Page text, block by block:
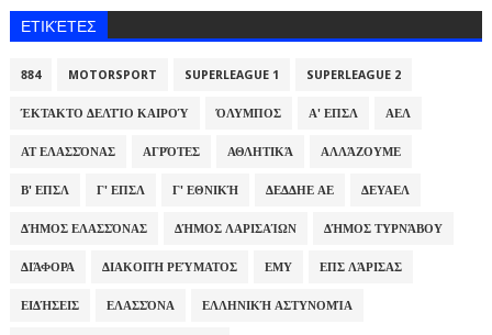
ΕΤΙΚΈΤΕΣ
884 MOTORSPORT SUPERLEAGUE 1 SUPERLEAGUE 2
ΈΚΤΑΚΤΟ ΔΕΛΤΊΟ ΚΑΙΡΟΎ ΌΛΥΜΠΟΣ Α' ΕΠΣΛ ΑΕΛ
ΑΤ ΕΛΑΣΣΌΝΑΣ ΑΓΡΌΤΕΣ ΑΘΛΗΤΙΚΆ ΑΛΛΆΖΟΥΜΕ
Β' ΕΠΣΛ Γ' ΕΠΣΛ Γ' ΕΘΝΙΚΉ ΔΕΔΔΗΕ ΑΕ ΔΕΥΑΕΛ
ΔΉΜΟΣ ΕΛΑΣΣΌΝΑΣ ΔΉΜΟΣ ΛΑΡΙΣΑΊΩΝ ΔΉΜΟΣ ΤΥΡΝΆΒΟΥ
ΔΙΆΦΟΡΑ ΔΙΑΚΟΠΉ ΡΕΎΜΑΤΟΣ ΕΜΥ ΕΠΣ ΛΆΡΙΣΑΣ
ΕΙΔΉΣΕΙΣ ΕΛΑΣΣΌΝΑ ΕΛΛΗΝΙΚΉ ΑΣΤΥΝΟΜΊΑ